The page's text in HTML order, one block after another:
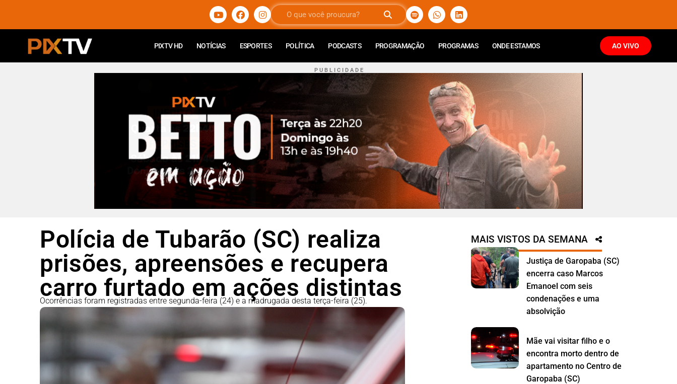
PIXTV HD NOTÍCIAS ESPORTES POLÍTICA PODCASTS PROGRAMAÇÃO PROGRAMAS ONDE ESTAMOS AO VIVO
P U B L I C I D A D E
Polícia de Tubarão (SC) realiza
prisões, apreensões e recupera
carro furtado em ações distintas
Ocorrências foram registradas entre segunda-feira (24) e a madrugada desta terça-feira (25).
MAIS VISTOS DA SEMANA
Justiça de Garopaba (SC)
encerra caso Marcos
Emanoel com seis
condenações e uma
absolvição
Mãe vai visitar filho e o
encontra morto dentro de
apartamento no Centro de
Garopaba (SC)